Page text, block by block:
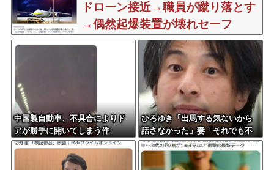
ドローン接近→職員が蹴り落とす
→偶然起爆装置が壊れセーフ
中国製自動車、不具合によりド
アが勝手に開いてしまう件
ひろゆき「出馬する気ないから
話さなかった」妻「それでも不
誠実だろ」→離婚協議へｗｗｗ
ｗｗ